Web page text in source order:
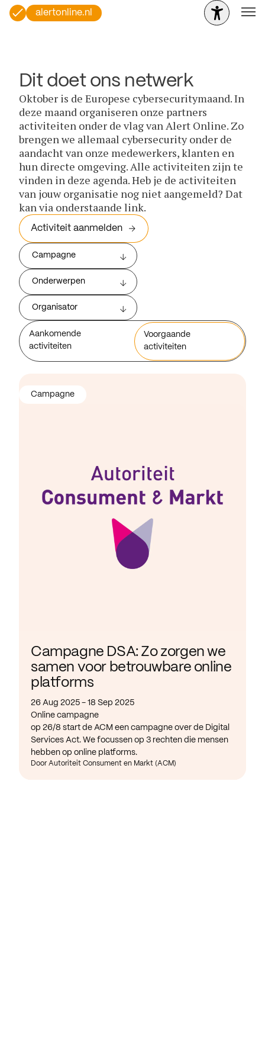
alertonline.nl
Dit doet ons netwerk
Oktober is de Europese cybersecuritymaand. In
deze maand organiseren onze partners
activiteiten onder de vlag van Alert Online. Zo
brengen we allemaal cybersecurity onder de
aandacht van onze medewerkers, klanten en
hun directe omgeving. Alle activiteiten zijn te
vinden in deze agenda. Heb je de activiteiten
van jouw organisatie nog niet aangemeld? Dat
kan via onderstaande link.
Activiteit aanmelden
Campagne
Onderwerpen
Organisator
Aankomende
activiteiten
Voorgaande
activiteiten
Campagne DSA: Zo zorgen we
samen voor betrouwbare online
platforms
26 Aug 2025 - 18 Sep 2025
Online campagne
op 26/8 start de ACM een campagne over de Digital
Services Act. We focussen op 3 rechten die mensen
hebben op online platforms.
Door Autoriteit Consument en Markt (ACM)
Campagne